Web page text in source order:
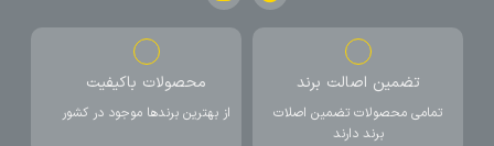
تضمین اصالت برند
تمامی محصولات تضمین اصلات
برند دارند
محصولات باکیفیت
از بهترین برندها موجود در کشور